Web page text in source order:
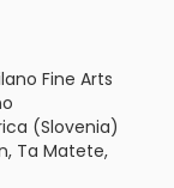
Fine Arts
(Slovenia)
Ta Matete,